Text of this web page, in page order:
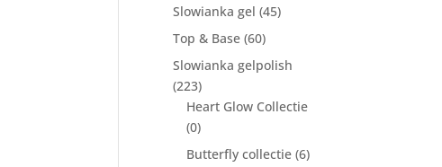
Slowianka gel (45)
Top & Base (60)
Slowianka gelpolish
(223)
Heart Glow Collectie
(0)
Butterfly collectie (6)